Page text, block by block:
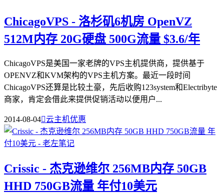
ChicagoVPS - 洛杉矶6机房 OpenVZ
512M内存 20G硬盘 500G流量 $3.6/年
ChicagoVPS是美国一家老牌的VPS主机提供商，提供基于
OPENVZ和KVM架构的VPS主机方案。最近一段时间
ChicagoVPS还算是比较土豪，先后收购123system和Electribyte
商家，肯定会借此来提供促销活动以便用户...
2014-08-04云主机优惠
Crissic - 杰克逊维尔 256MB内存 50GB
HHD 750GB流量 年付10美元